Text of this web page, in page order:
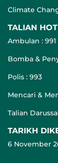
Climate
TALIAN
Ambulan : 991
Bomba &
Polis : 993
Mencari &
Talian
TARIKH
6 November